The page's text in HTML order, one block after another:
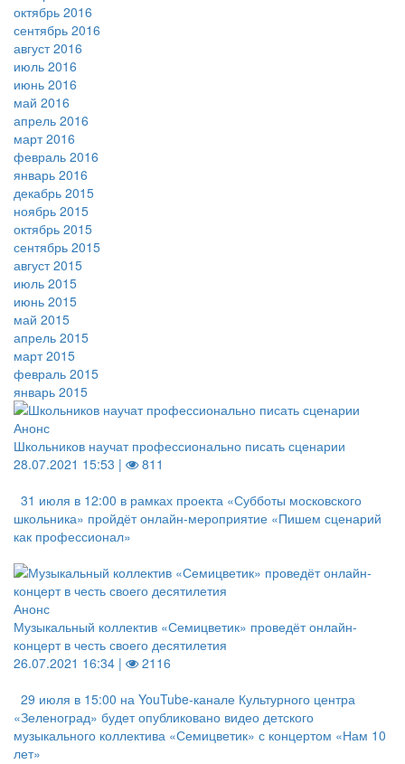
октябрь 2016
сентябрь 2016
август 2016
июль 2016
июнь 2016
май 2016
апрель 2016
март 2016
февраль 2016
январь 2016
декабрь 2015
ноябрь 2015
октябрь 2015
сентябрь 2015
август 2015
июль 2015
июнь 2015
май 2015
апрель 2015
март 2015
февраль 2015
январь 2015
Анонс
Школьников научат профессионально писать сценарии
28.07.2021 15:53 |
811
31 июля в 12:00 в рамках проекта «Субботы московского
школьника» пройдёт онлайн-мероприятие «Пишем сценарий
как профессионал»
Анонс
Музыкальный коллектив «Семицветик» проведёт онлайн-
концерт в честь своего десятилетия
26.07.2021 16:34 |
2116
29 июля в 15:00 на YouTube-канале Культурного центра
«Зеленоград» будет опубликовано видео детского
музыкального коллектива «Семицветик» с концертом «Нам 10
лет»